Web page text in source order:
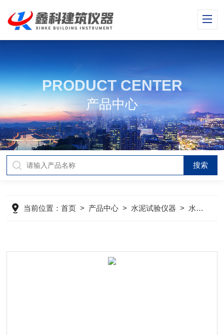
PRODUCT CENTER
产品中心
当前位置：首页 > 产品中心 > 水泥试验仪器 > 水泥胶砂搅拌机